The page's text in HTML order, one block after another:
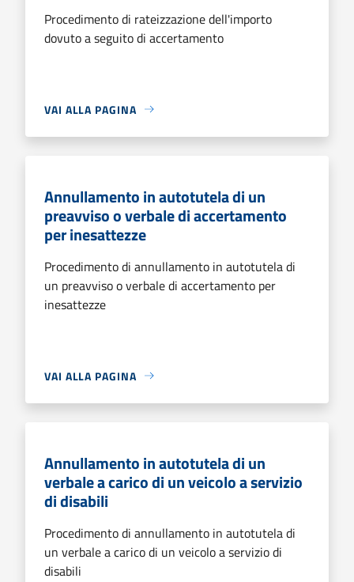
Procedimento di rateizzazione dell'importo
dovuto a seguito di accertamento
VAI ALLA PAGINA
Annullamento in autotutela di un
preavviso o verbale di accertamento
per inesattezze
Procedimento di annullamento in autotutela di
un preavviso o verbale di accertamento per
inesattezze
VAI ALLA PAGINA
Annullamento in autotutela di un
verbale a carico di un veicolo a servizio
di disabili
Procedimento di annullamento in autotutela di
un verbale a carico di un veicolo a servizio di
disabili